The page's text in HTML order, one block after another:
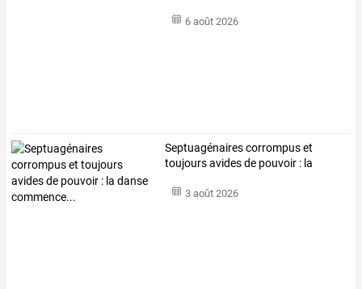
6 août 2026
Septuagénairescorrompuset
toujoursavidesde pouvoir : la
3 août 2026